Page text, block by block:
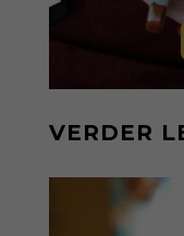
VERDER